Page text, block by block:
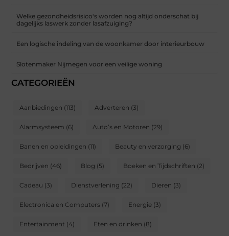
Welke gezondheidsrisico's worden nog altijd onderschat bij
dagelijks laswerk zonder lasafzuiging?
Een logische indeling van de woonkamer door interieurbouw
Slotenmaker Nijmegen voor een veilige woning
CATEGORIEËN
Aanbiedingen (113) Adverteren (3)
Alarmsysteem (6) Auto’s en Motoren (29)
Banen en opleidingen (11) Beauty en verzorging (6)
Bedrijven (46) Blog (5) Boeken en Tijdschriften (2)
Cadeau (3) Dienstverlening (22) Dieren (3)
Electronica en Computers (7) Energie (3)
Entertainment (4) Eten en drinken (8)